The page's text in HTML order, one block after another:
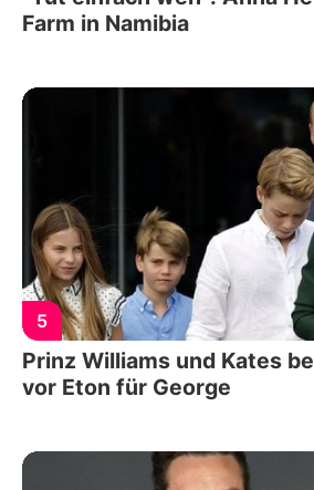
Farm in Namibia
5
Prinz Williams und Kates
vor Eton für George